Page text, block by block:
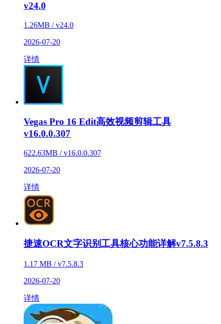
v24.0
1.26MB / v24.0
2026-07-20
详情
Vegas Pro 16 Edit高效视频剪辑工具
v16.0.0.307
622.63MB / v16.0.0.307
2026-07-20
详情
捷速OCR文字识别工具核心功能详解v7.5.8.3
1.17 MB / v7.5.8.3
2026-07-20
详情